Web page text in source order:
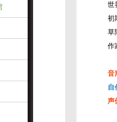
世
初
草
作
音
自
声